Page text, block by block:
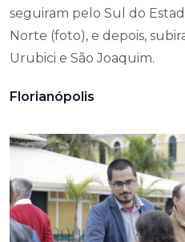
seguiram pelo Sul do
Norte (foto), e depois,
Urubici e São Joaquim.
Florianópolis